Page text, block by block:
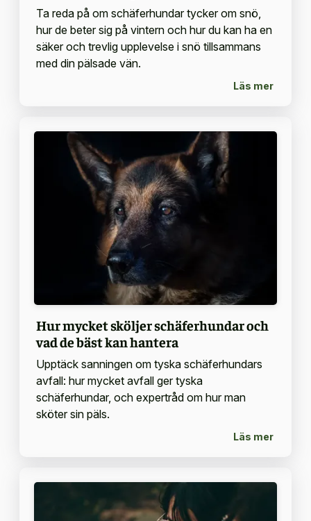
Ta reda på om schäferhundar tycker om snö,
hur de beter sig på vintern och hur du kan ha en
säker och trevlig upplevelse i snö tillsammans
med din pälsade vän.
Läs mer
Hur mycket sköljer schäferhundar och
vad de bäst kan hantera
Upptäck sanningen om tyska schäferhundars
avfall: hur mycket avfall ger tyska
schäferhundar, och expertråd om hur man
sköter sin päls.
Läs mer